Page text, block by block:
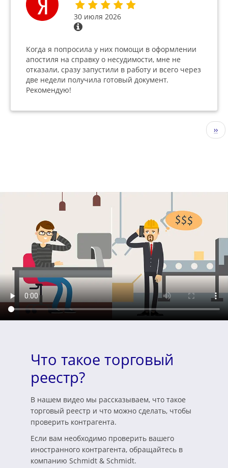
30 июля 2026
Когда я попросила у них помощи в оформлении
апостиля на справку о несудимости, мне не
отказали, сразу запустили в работу и всего через
две недели получила готовый документ.
Рекомендую!
››
Что такое торговый
реестр?
В нашем видео мы рассказываем, что такое
торговый реестр и что можно сделать, чтобы
проверить контрагента.
Если вам необходимо проверить вашего
иностранного контрагента, обращайтесь в
компанию Schmidt & Schmidt.